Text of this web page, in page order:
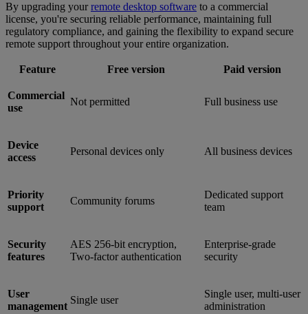
By upgrading yourremote desktop software to a commercial
license, you're securing reliable performance, maintaining full
regulatory compliance, and gaining the flexibility to expand secure
remote support throughout your entire organization.
Feature Free version Paid version
Commercial
use
Not permitted Full business use
Device
access
Personal devices only All business devices
Priority
support
Community forums
Dedicated support
team
Security
features
AES 256-bit encryption,
Two-factor authentication
Enterprise-grade
security
User
management
Single user
Single user, multi-user
administration